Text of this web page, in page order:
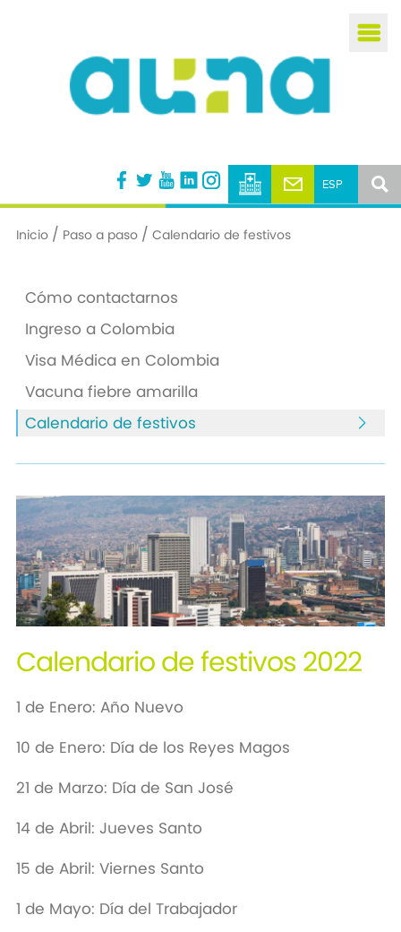
Inicio/ Paso a paso/ Calendario de festivos
Cómo contactarnos
Ingreso a Colombia
Visa Médica en Colombia
Vacuna fiebre amarilla
Calendario de festivos
Calendario de festivos 2022
1 de Enero: Año Nuevo
10 de Enero: Día de los Reyes Magos
21 de Marzo: Día de San José
14 de Abril: Jueves Santo
15 de Abril: Viernes Santo
1 de Mayo: Día del Trabajador